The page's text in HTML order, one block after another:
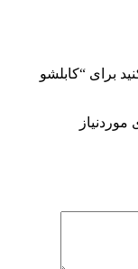
برای “کابلشو